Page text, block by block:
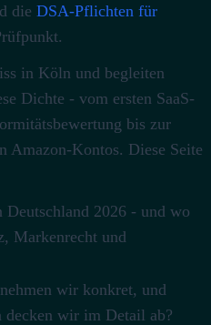
die DSA-Pflichten für
in Köln und begleiten
Dichte - vom ersten SaaS-
bis zur
Amazon-Kontos. Diese Seite
Deutschland 2026 - und wo
Markenrecht und
wir konkret, und
decken wir im Detail ab?